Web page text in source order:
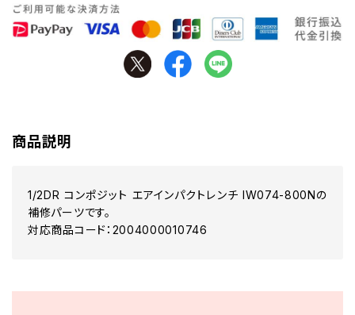
商品説明
1/2DR コンポジット エアインパクトレンチ IW074-800Nの
補修パーツです。
対応商品コード：2004000010746